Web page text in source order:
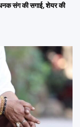
संग की सगाई, शेयर की